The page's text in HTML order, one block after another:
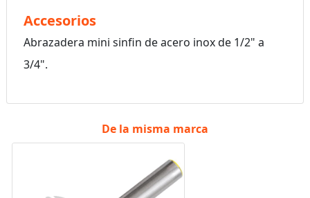
Accesorios
Abrazadera mini sinfin de acero inox de 1/2" a
3/4".
De la misma marca